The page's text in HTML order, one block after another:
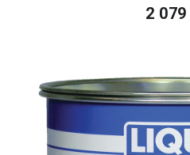
2 079